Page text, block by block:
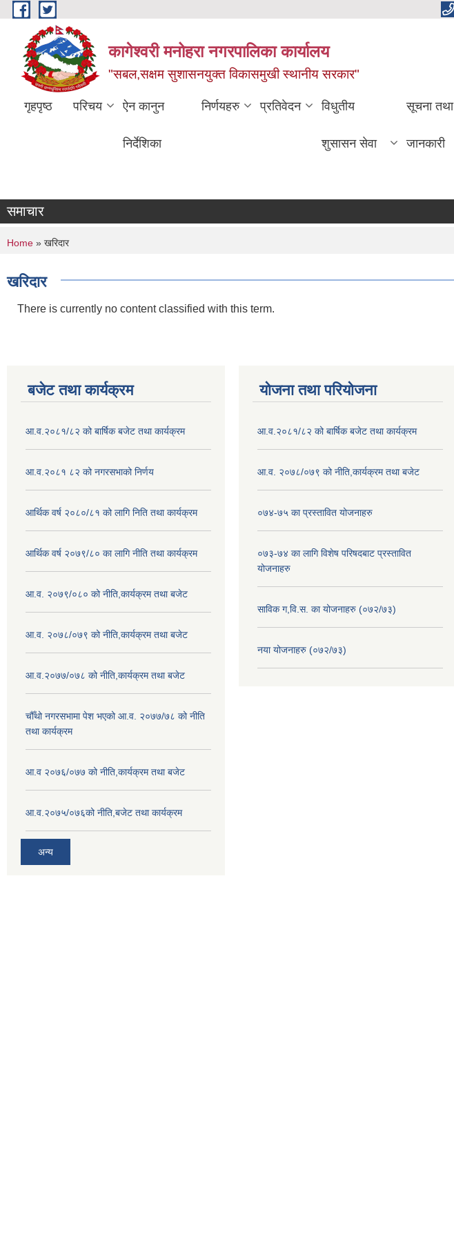
Skip to main content
कागेश्वरी मनोहरा नगरपालिका कार्यालय
"सबल,सक्षम सुशासनयुक्त विकासमुखी स्थानीय सरकार"
गृहपृष्ठ परिचय ऐन कानुन
निर्देशिका
निर्णयहरु प्रतिवेदन विधुतीय
शुसासन सेवा
सूचना तथा
जानकारी
समाचार
You are here
Home » खरिदार
खरिदार
There is currently no content classified with this term.
बजेट तथा कार्यक्रम
आ.व.२०८१/८२ को बार्षिक बजेट तथा कार्यक्रम
आ.व.२०८१ ८२ को नगरसभाको निर्णय
आर्थिक वर्ष २०८०/८१ को लागि निति तथा कार्यक्रम
आर्थिक वर्ष २०७९/८० का लागि नीति तथा कार्यक्रम
आ.व. २०७९/०८० को नीति,कार्यक्रम तथा बजेट
आ.व. २०७८/०७९ को नीति,कार्यक्रम तथा बजेट
आ.व.२०७७/०७८ को नीति,कार्यक्रम तथा बजेट
चौँथो नगरसभामा पेश भएको आ.व. २०७७/७८ को नीति
तथा कार्यक्रम
आ.व २०७६/०७७ को नीति,कार्यक्रम तथा बजेट
आ.व.२०७५/०७६को नीति,बजेट तथा कार्यक्रम
अन्य
योजना तथा परियोजना
आ.व.२०८१/८२ को बार्षिक बजेट तथा कार्यक्रम
आ.व. २०७८/०७९ को नीति,कार्यक्रम तथा बजेट
०७४-७५ का प्रस्तावित योजनाहरु
०७३-७४ का लागि विशेष परिषदबाट प्रस्तावित
योजनाहरु
साविक ग,वि.स. का योजनाहरु (०७२/७३)
नया योजनाहरु (०७२/७३)